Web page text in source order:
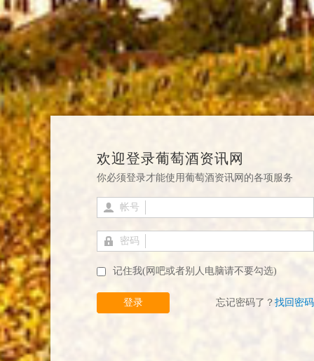
欢迎登录葡萄酒资讯网
你必须登录才能使用葡萄酒资讯网的各项服务
帐号
密码
记住我(网吧或者别人电脑请不要勾选)
登录 忘记密码了？ 找回密码